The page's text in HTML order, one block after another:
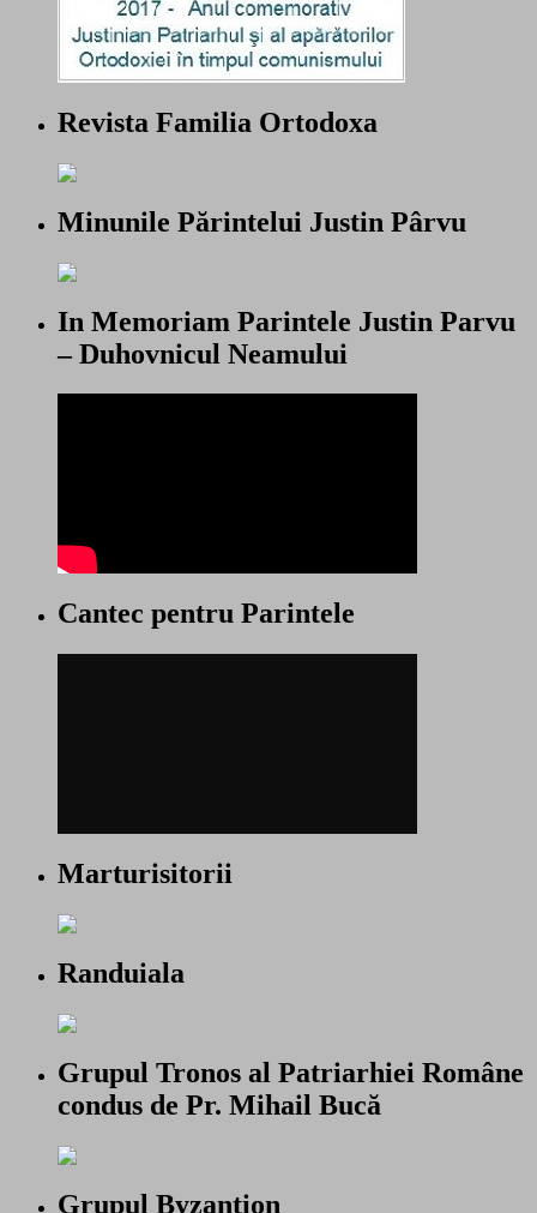
Revista Familia Ortodoxa
Minunile Părintelui Justin Pârvu
In Memoriam Parintele Justin Parvu
– Duhovnicul Neamului
Cantec pentru Parintele
Marturisitorii
Randuiala
Grupul Tronos al Patriarhiei Române
condus de Pr. Mihail Bucă
Grupul Byzantion